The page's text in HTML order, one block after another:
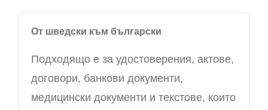
От шведски към български
Подходящо е за удостоверения, актове,
договори, банкови документи,
медицински документи и текстове, които